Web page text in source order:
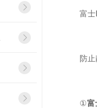
富士
防止静
①富